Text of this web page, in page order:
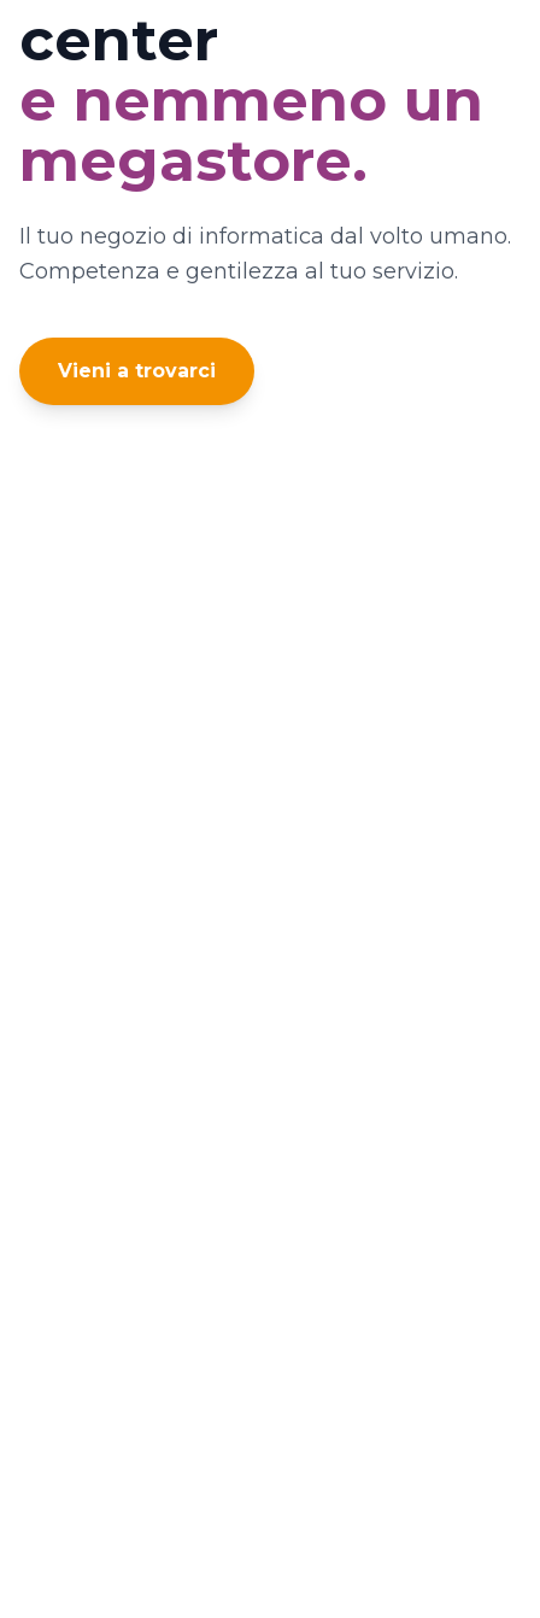
center
e nemmeno un
megastore.
Il tuo negozio di informatica dal volto umano.
Competenza e gentilezza al tuo servizio.
Vieni a trovarci